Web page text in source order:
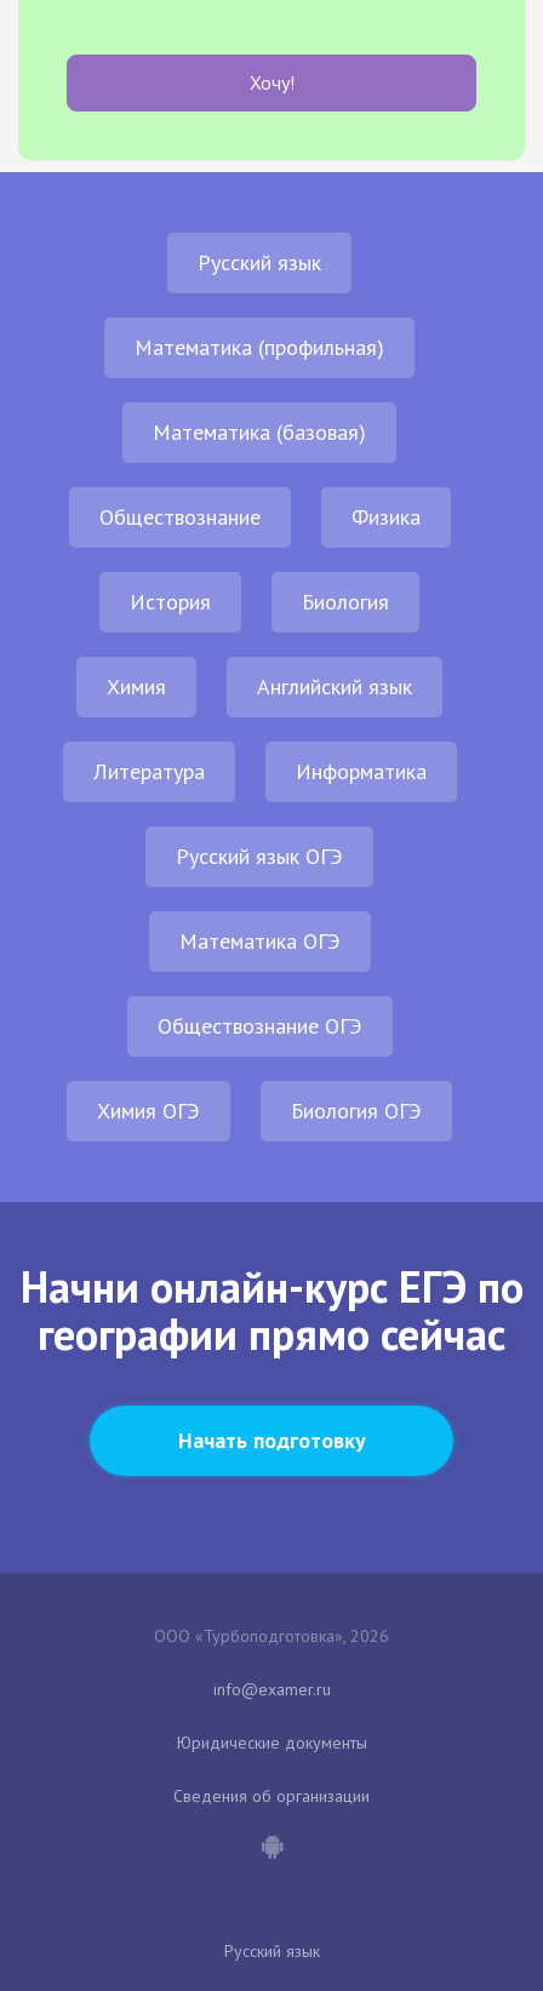
Хочу!
Русский язык
Математика (профильная)
Математика (базовая)
Обществознание Физика
История Биология
Химия Английский язык
Литература Информатика
Русский язык ОГЭ
Математика ОГЭ
Обществознание ОГЭ
Химия ОГЭ Биология ОГЭ
Начни онлайн-курс ЕГЭ по
географии прямо сейчас
Начать подготовку
ООО «Турбоподготовка», 2026
Юридические документы
Сведения об организации
Русский язык